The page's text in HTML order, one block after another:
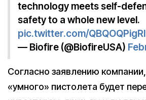
technology meets self-
safety to a whole new level.
pic.twitter.com/QBQOQPigRI
— Biofire (@BiofireUSA)
Согласно заявлению
«умного» пистолета будет